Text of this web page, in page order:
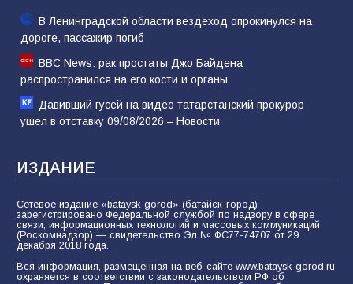
В Ленинградской области вездеход опрокинулся на
дороге, пассажир погиб
BBC News: рак простаты Джо Байдена
распространился на его кости и органы
Давивший гусей на видео татарстанский прокурор
ушел в отставку 09/08/2026 – Новости
ИЗДАНИЕ
Сетевое издание «bataysk-gorod» (батайск-город)
зарегистрировано Федеральной службой по надзору в сфере
связи, информационных технологий и массовых коммуникаций
(Роскомнадзор) — свидетельство Эл № ФС77-74707 от 29
декабря 2018 года.
Вся информация, размещенная на веб-сайте www.bataysk-gorod.ru
охраняется в соответствии с законодательством РФ об